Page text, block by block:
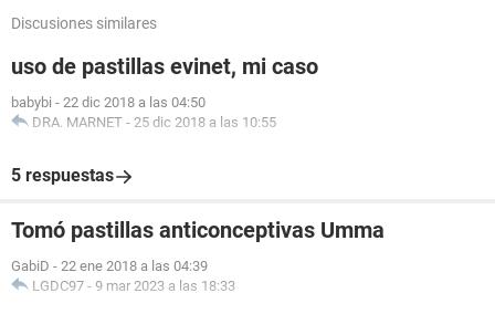
Discusiones similares
uso de pastillas evinet, mi caso
babybi - 22 dic 2018 a las 04:50
DRA. MARNET - 25 dic 2018 a las 10:55
5 respuestas
Tomó pastillas anticonceptivas Umma
GabiD - 22 ene 2018 a las 04:39
LGDC97 - 9 mar 2023 a las 18:33